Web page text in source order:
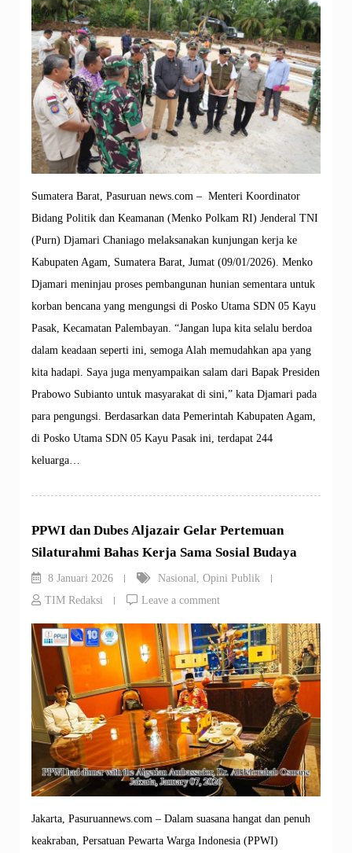
Sumatera Barat, Pasuruan news.com – Menteri Koordinator
Bidang Politik dan Keamanan (Menko Polkam RI) Jenderal TNI
(Purn) Djamari Chaniago melaksanakan kunjungan kerja ke
Kabupaten Agam, Sumatera Barat, Jumat (09/01/2026). Menko
Djamari meninjau proses pembangunan hunian sementara untuk
korban bencana yang mengungsi di Posko Utama SDN 05 Kayu
Pasak, Kecamatan Palembayan. “Jangan lupa kita selalu berdoa
dalam keadaan seperti ini, semoga Alah memudahkan apa yang
kita hadapi. Saya juga menyampaikan salam dari Bapak Presiden
Prabowo Subianto untuk masyarakat di sini,” kata Djamari pada
para pengungsi. Berdasarkan data Pemerintah Kabupaten Agam,
di Posko Utama SDN 05 Kayu Pasak ini, terdapat 244
keluarga…
PPWI dan Dubes Aljazair Gelar Pertemuan
Silaturahmi Bahas Kerja Sama Sosial Budaya
8 Januari 2026 Nasional Opini Publik
TIM Redaksi
Leave a comment
Jakarta, Pasuruannews.com – Dalam suasana hangat dan penuh
keakraban, Persatuan Pewarta Warga Indonesia (PPWI)